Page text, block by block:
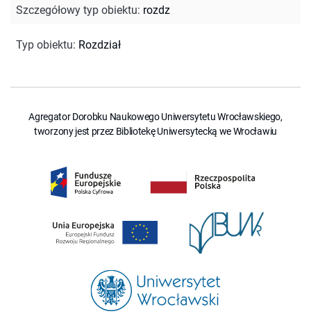
Szczegółowy typ obiektu: rozdz
Typ obiektu: Rozdział
Agregator Dorobku Naukowego Uniwersytetu Wrocławskiego,
tworzony jest przez Bibliotekę Uniwersytecką we Wrocławiu